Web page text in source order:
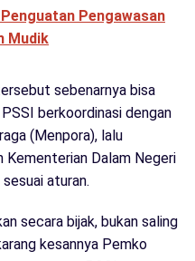
Pengawasan
Mudik
sebenarnya bisa
berkoordinasi dengan
(Menpora), lalu
Kementerian Dalam Negeri
aturan.
secara bijak, bukan saling
kesannya Pemko